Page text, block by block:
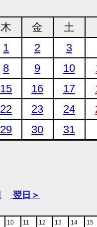
木 金 土
1
2
3
8 9 10
15 16 17
22 23 24
29 30 31
翌日＞
10 11 12 13 14 15